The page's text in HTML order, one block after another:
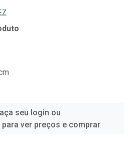
seu login ou
ver preços e comprar